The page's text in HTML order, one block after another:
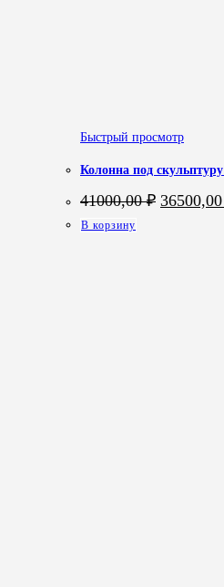
Быстрый просмотр
Колонна под
41000,00₽
цена
36500,00
В корзину